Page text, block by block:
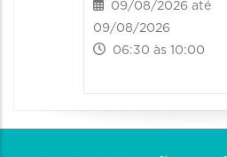
09/08/2026 até
09/08/2026
06:30 às 10:00